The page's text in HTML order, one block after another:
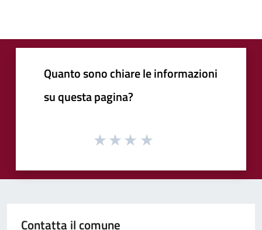
Quanto sono chiare le informazioni
su questa pagina?
Contatta il comune